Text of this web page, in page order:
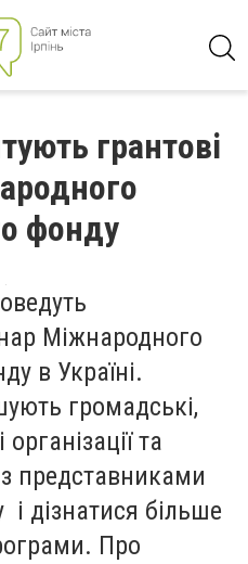
грантові
фонду
Міжнародного
в Україні.
громадські,
та
з представниками
дізнатися більше
Про